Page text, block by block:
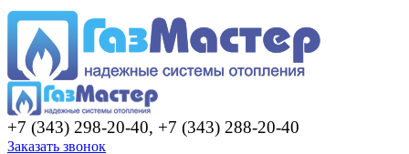
+7 (343) 298-20-40, +7 (343) 288-20-40
Заказать звонок